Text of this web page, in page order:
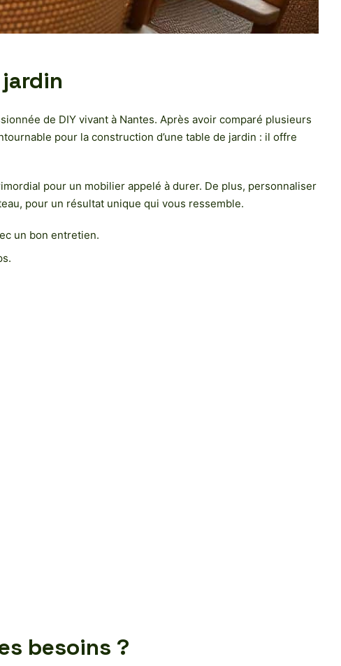
de DIY vivant à Nantes. Après avoir comparé plusieurs
pour la construction d’une table de jardin : il offre
pour un mobilier appelé à durer. De plus, personnaliser
pour un résultat unique qui vous ressemble.
un bon entretien.
besoins ?